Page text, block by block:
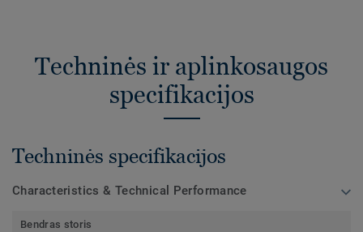
Techninės ir aplinkosaugos
specifikacijos
Techninės specifikacijos
Characteristics & Technical Performance
Bendras storis